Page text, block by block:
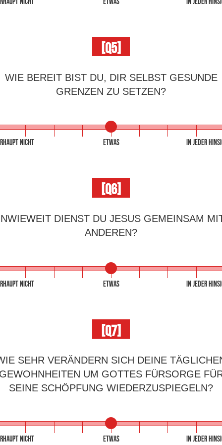
[Q5]
WIE BEREIT BIST DU, DIR SELBST GESUNDE
GRENZEN ZU SETZEN?
IN JEDER
ETWAS
NICHT
[Q6]
DIENST DU JESUS GEMEINSAM
ANDEREN?
IN JEDER
ETWAS
NICHT
[Q7]
SEHR VERÄNDERN SICH DEINE
GEWOHNHEITEN UM GOTTES FÜRSORGE
SEINE SCHÖPFUNG WIEDERZUSPIEGELN?
IN JEDER
ETWAS
NICHT